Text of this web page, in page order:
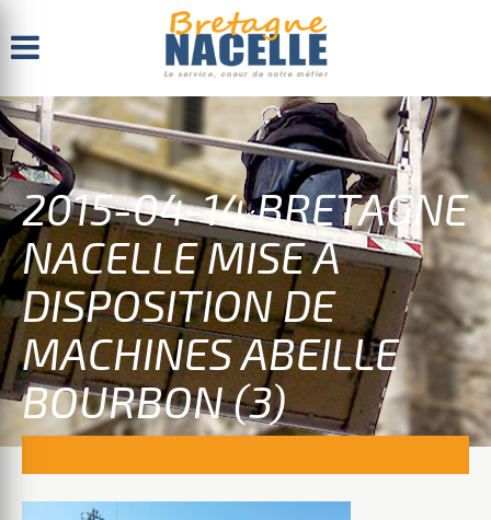
Menu
2015-04-14 BRETAGNE
NACELLE MISE A
DISPOSITION DE
MACHINES ABEILLE
BOURBON (3)